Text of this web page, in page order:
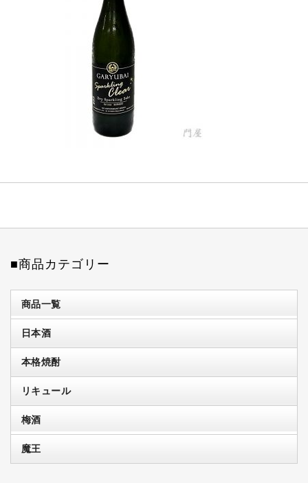
■商品カテゴリー
商品一覧
日本酒
本格焼酎
リキュール
梅酒
魔王